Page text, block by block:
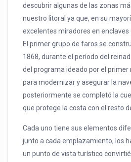
descubrir algunas de las zonas
nuestro litoral ya que, en su
excelentes miradores en enclaves
El primer grupo de faros se
1868, durante el período del
del programa ideado por el primer
para modernizar y asegurar la
posteriormente se completó la
que protege la costa con el resto
Cada uno tiene sus elementos
junto a cada emplazamiento, los
un punto de vista turístico